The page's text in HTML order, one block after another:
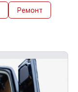
Ремонт